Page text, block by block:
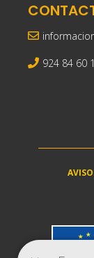
924 84 60